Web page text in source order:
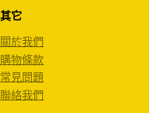
其它
關於我們
購物條款
常見問題
聯絡我們